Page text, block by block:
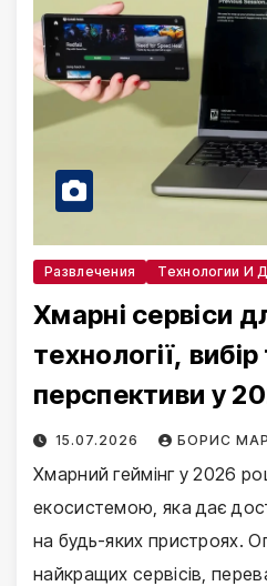
Развлечения Технологии И
Хмарні сервіси
технології, вибір
перспективи у
15.07.2026 БОРИС
Хмарний геймінг у 2026
екосистемою, яка дає
на будь-яких пристроях.
найкращих сервісів,